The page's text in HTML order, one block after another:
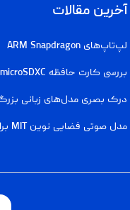
آخرین مقالات
لپ‌تاپ‌های ARM Snapdragon
بررسی کارت حافظه Lexar Silver Plus microSDXC
درک بصری مدل‌های زبانی
مدل صوتی فضایی نوین MIT برای درک سه‌بعدی محیط